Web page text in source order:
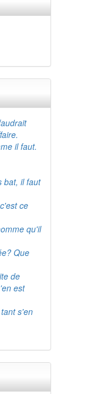
il faut.
bat, il faut
ce
qu'il
Que
de
est
s'en